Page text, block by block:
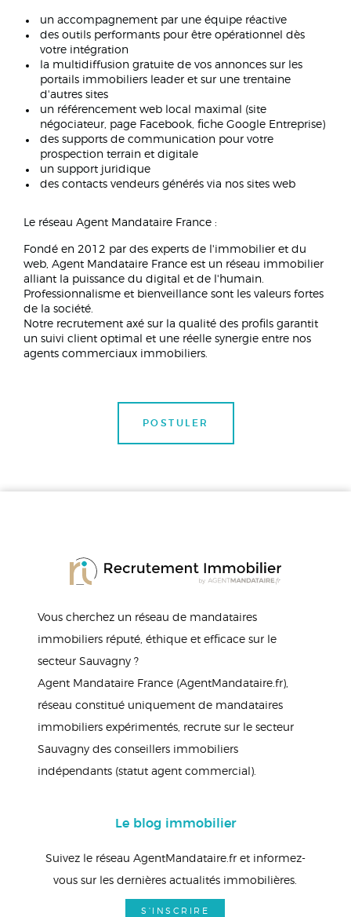
un accompagnement par une équipe réactive
des outils performants pour être opérationnel dès
votre intégration
la multidiffusion gratuite de vos annonces sur les
portails immobiliers leader et sur une trentaine
d'autres sites
un référencement web local maximal (site
négociateur, page Facebook, fiche Google Entreprise)
des supports de communication pour votre
prospection terrain et digitale
un support juridique
des contacts vendeurs générés via nos sites web
Le réseau Agent Mandataire France :
Fondé en 2012 par des experts de l'immobilier et du
web, Agent Mandataire France est un réseau immobilier
alliant la puissance du digital et de l'humain.
Professionnalisme et bienveillance sont les valeurs fortes
de la société.
Notre recrutement axé sur la qualité des profils garantit
un suivi client optimal et une réelle synergie entre nos
agents commerciaux immobiliers.
POSTULER
Vous cherchez un réseau de mandataires
immobiliers réputé, éthique et efficace sur le
secteur Sauvagny ?
Agent Mandataire France (AgentMandataire.fr),
réseau constitué uniquement de mandataires
immobiliers expérimentés, recrute sur le secteur
Sauvagny des conseillers immobiliers
indépendants (statut agent commercial).
Le blog immobilier
Suivez le réseau AgentMandataire.fr et informez-
vous sur les dernières actualités immobilières.
S'INSCRIRE